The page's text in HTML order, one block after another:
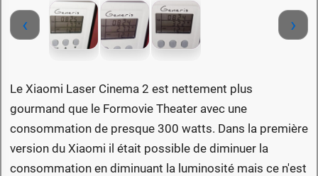
‹ ›
Le Xiaomi Laser Cinema 2 est nettement plus
gourmand que le Formovie Theater avec une
consommation de presque 300 watts. Dans la première
version du Xiaomi il était possible de diminuer la
consommation en diminuant la luminosité mais ce n'est